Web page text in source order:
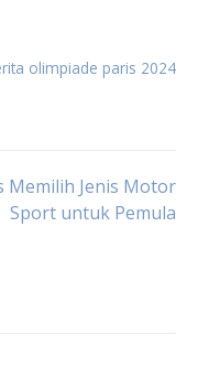
olimpiade paris 2024
Memilih Jenis Motor
Sport untuk Pemula